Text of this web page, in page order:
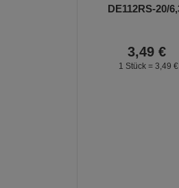
DE112RS-20/
3,49 €
1 Stück = 3, 49 €